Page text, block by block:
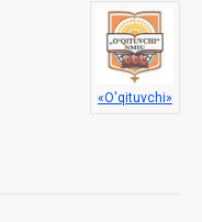
«O'qituvchi»